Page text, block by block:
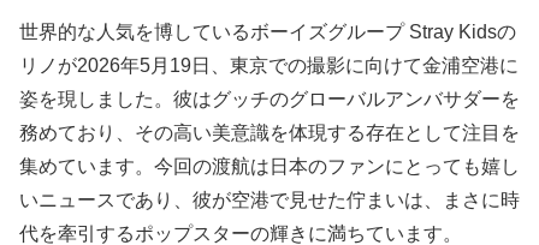
世界的な人気を博しているボーイズグループ Stray Kidsの
リノが2026年5月19日、東京での撮影に向けて金浦空港に
姿を現しました。彼はグッチのグローバルアンバサダーを
務めており、その高い美意識を体現する存在として注目を
集めています。今回の渡航は日本のファンにとっても嬉し
いニュースであり、彼が空港で見せた佇まいは、まさに時
代を牽引するポップスターの輝きに満ちています。